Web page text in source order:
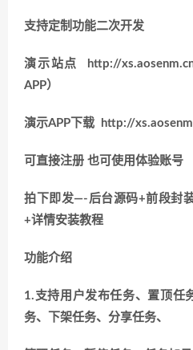
支持定制功能二次开发
演示站点 http://
APP）
演示APP下载 http://
可直接注册 也可使用体验账
拍下即发—-后台源码+前段封
+详情安装教程
功能介绍
1.支持用户发布任务、置顶任
务、下架任务、分享任务、